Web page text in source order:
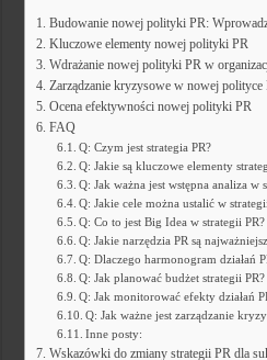
Budowanie nowej polityki PR:
Kluczowe elementy nowej polityki PR
Wdrażanie nowej polityki PR w
Zarządzanie kryzysowe w nowej polityce
Ocena efektywności nowej polityki PR
FAQ
Q: Czym jest strategia PR?
Q: Jakie są kluczowe elementy
Q: Jak ważna jest wstępna analiza w
Q: Jakie cele można ustalić w
Q: Co to jest Big Idea w strategii PR?
Q: Jakie narzędzia PR są
Q: Dlaczego harmonogram działań
Q: Jak planować budżet strategii PR?
Q: Jak monitorować efekty działań
Q: Jak ważne jest zarządzanie
Inne posty:
Wskazówki do zmiany strategii PR dla